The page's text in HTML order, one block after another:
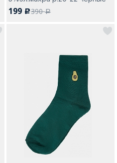
199 c390a